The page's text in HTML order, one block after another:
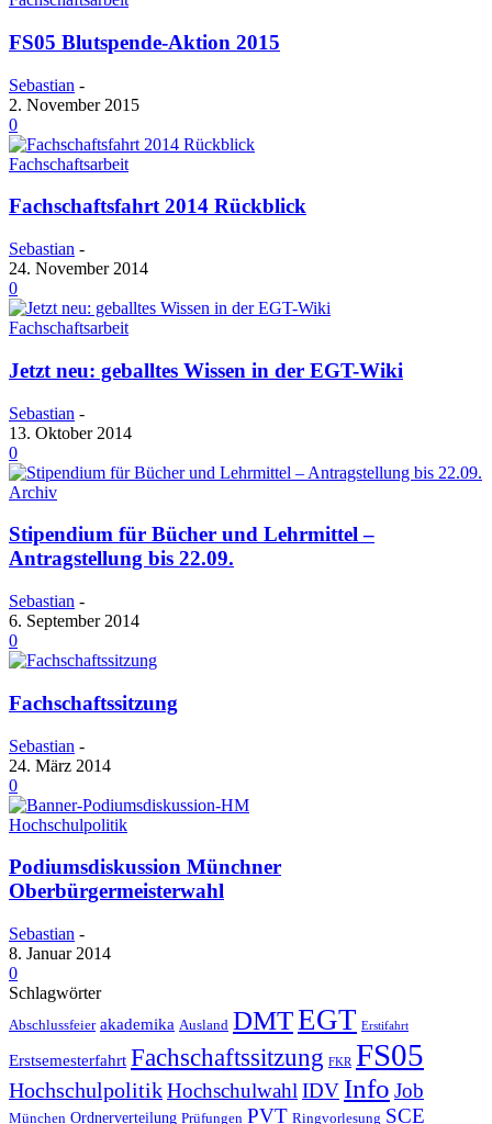
FS05 Blutspende-Aktion 2015
Sebastian -
2. November 2015
0
Fachschaftsarbeit
Fachschaftsfahrt 2014 Rückblick
Sebastian -
24. November 2014
0
Fachschaftsarbeit
Jetzt neu: geballtes Wissen in der EGT-Wiki
Sebastian -
13. Oktober 2014
0
Archiv
Stipendium für Bücher und Lehrmittel –
Antragstellung bis 22.09.
Sebastian -
6. September 2014
0
Fachschaftssitzung
Sebastian -
24. März 2014
0
Hochschulpolitik
Podiumsdiskussion Münchner
Oberbürgermeisterwahl
Sebastian -
8. Januar 2014
0
Schlagwörter
Abschlussfeier akademika Ausland DMTEGT Erstifahrt
Erstsemesterfahrt Fachschaftssitzung FKR FS05
HochschulpolitikHochschulwahl IDV Info Job
München Ordnerverteilung Prüfungen PVT Ringvorlesung SCE